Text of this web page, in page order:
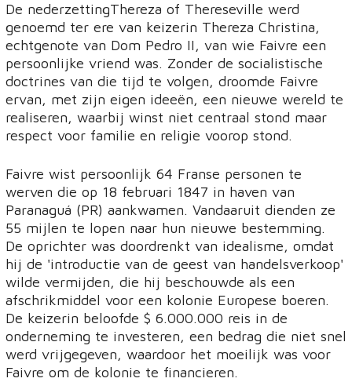
De nederzettingThereza of Thereseville werd
genoemd ter ere van keizerin Thereza Christina,
echtgenote van Dom Pedro II, van wie Faivre een
persoonlijke vriend was. Zonder de socialistische
doctrines van die tijd te volgen, droomde Faivre
ervan, met zijn eigen ideeën, een nieuwe wereld te
realiseren, waarbij winst niet centraal stond maar
respect voor familie en religie voorop stond.
Faivre wist persoonlijk 64 Franse personen te
werven die op 18 februari 1847 in haven van
Paranaguá (PR) aankwamen. Vandaaruit dienden ze
55 mijlen te lopen naar hun nieuwe bestemming.
De oprichter was doordrenkt van idealisme, omdat
hij de 'introductie van de geest van handelsverkoop'
wilde vermijden, die hij beschouwde als een
afschrikmiddel voor een kolonie Europese boeren.
De keizerin beloofde $ 6.000.000 reis in de
onderneming te investeren, een bedrag die niet snel
werd vrijgegeven, waardoor het moeilijk was voor
Faivre om de kolonie te financieren.